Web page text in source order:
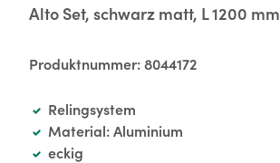
Alto Set, schwarz matt, L 1200 mm
Produktnummer:8044172
Relingsystem
Material: Aluminium
eckig